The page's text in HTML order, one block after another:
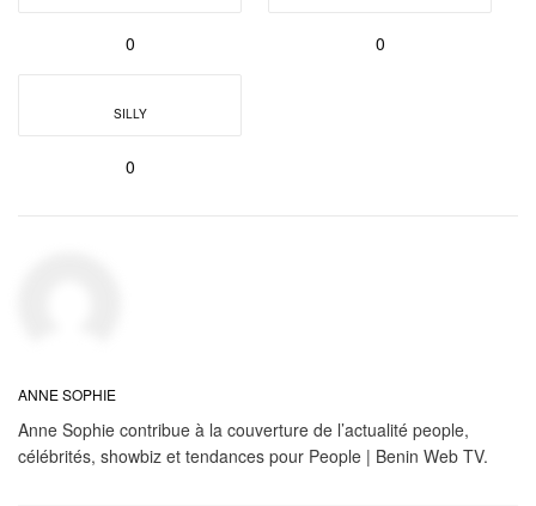
0 0
SILLY
0
ANNE SOPHIE
Anne Sophie contribue à la couverture de l’actualité people,
célébrités, showbiz et tendances pour People | Benin Web TV.